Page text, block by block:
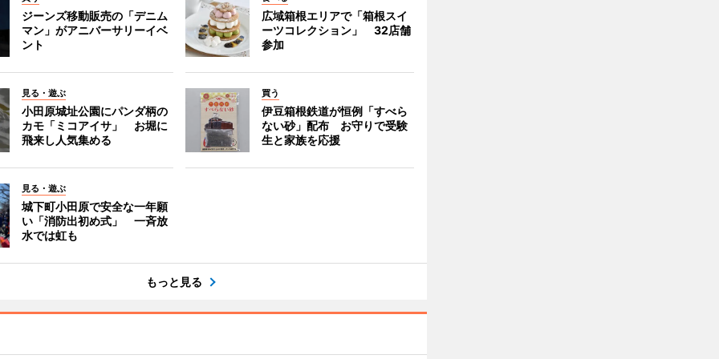
ジーンズ移動販売の「デニム
マン」がアニバーサリーイベ
ント
広域箱根エリアで「箱根スイ
ーツコレクション」 32店舗
参加
見る・遊ぶ
小田原城址公園にパンダ柄の
カモ「ミコアイサ」 お堀に
飛来し人気集める
買う
伊豆箱根鉄道が恒例「すべら
ない砂」配布 お守りで受験
生と家族を応援
見る・遊ぶ
城下町小田原で安全な一年願
い「消防出初め式」 一斉放
水では虹も
もっと見る